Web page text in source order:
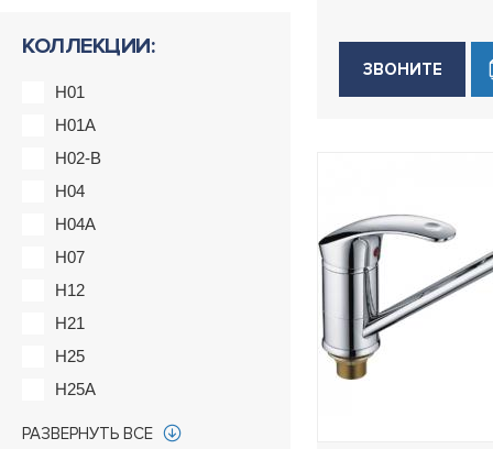
КОЛЛЕКЦИИ:
H01
H01A
H02-B
H04
H04A
H07
H12
H21
H25
H25A
РАЗВЕРНУТЬ ВСЕ
ЗВОНИТЕ